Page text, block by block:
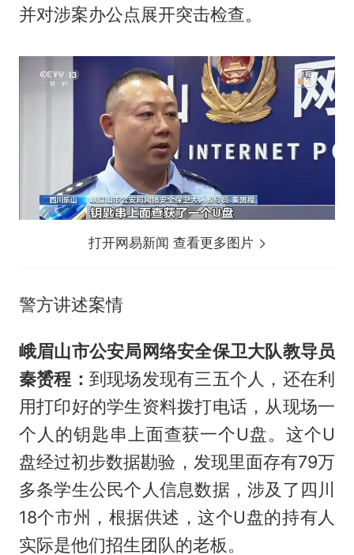
并对涉案办公点展开突击检查。
打开网易新闻 查看更多图片
警方讲述案情
峨眉山市公安局网络安全保卫大队教导员
秦赟程： 到现场发现有三五个人，还在利
用打印好的学生资料拨打电话，从现场一
个人的钥匙串上面查获一个U盘。这个U
盘经过初步数据勘验，发现里面存有79万
多条学生公民个人信息数据，涉及了四川
18个市州，根据供述，这个U盘的持有人
实际是他们招生团队的老板。